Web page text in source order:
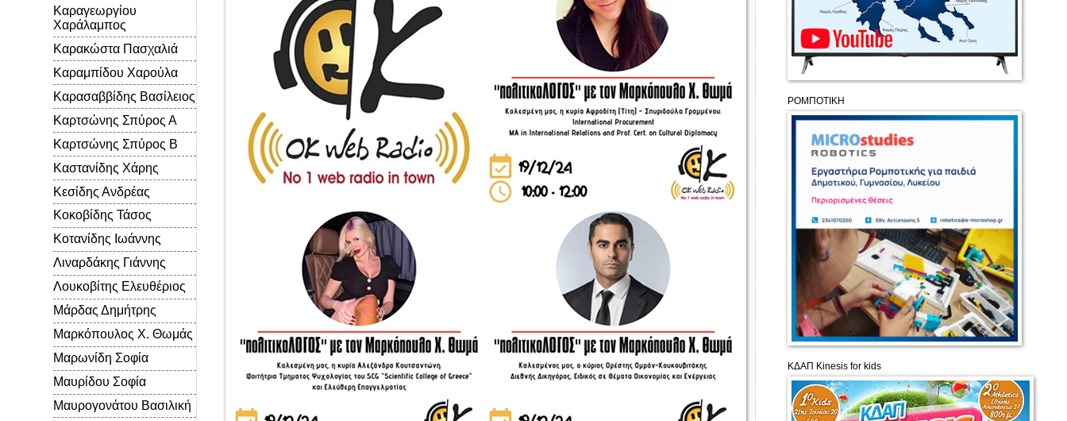
Καραγεωργίου
Χαράλαμπος
Καρακώστα Πασχαλιά
Καραμπίδου Χαρούλα
Καρασαββίδης Βασίλειος
Καρτσώνης Σπύρος Α
Καρτσώνης Σπύρος Β
Καστανίδης Χάρης
Κεσίδης Ανδρέας
Κοκοβίδης Τάσος
Κοτανίδης Ιωάννης
Λιναρδάκης Γιάννης
Λουκοβίτης Ελευθέριος
Μάρδας Δημήτρης
Μαρκόπουλος Χ. Θωμάς
Μαρωνίδη Σοφία
Μαυρίδου Σοφία
Μαυρογονάτου Βασιλική
ΡΟΜΠΟΤΙΚΗ
ΚΔΑΠ Kinesis for kids